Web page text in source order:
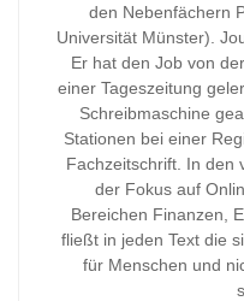
den Nebenfächern
Universität Münster).
Er hat den Job von
einer Tageszeitung
Schreibmaschine
Stationen bei einer
Fachzeitschrift. In den
der Fokus auf
Bereichen Finanzen,
fließt in jeden Text die
für Menschen und